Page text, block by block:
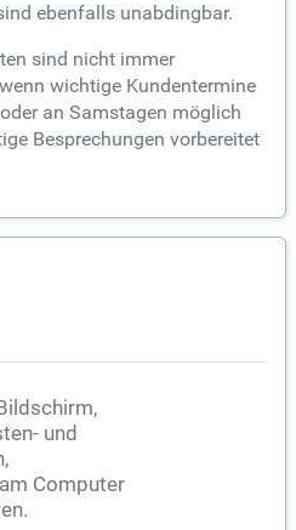
ebenfalls unabdingbar.
sind nicht immer
wichtige Kundentermine
an Samstagen möglich
Besprechungen vorbereitet
und
Computer